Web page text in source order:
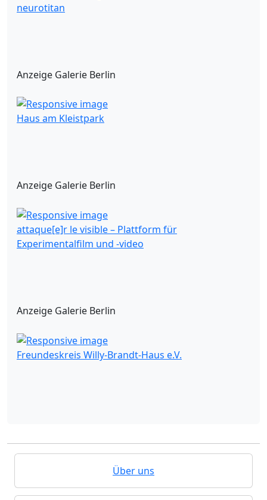
neurotitan
Anzeige Galerie Berlin
Haus am Kleistpark
Anzeige Galerie Berlin
attaque[e]r le visible – Plattform für
Experimentalfilm und -video
Anzeige Galerie Berlin
Freundeskreis Willy-Brandt-Haus e.V.
Über uns